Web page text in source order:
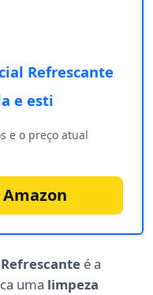
Refrescante
e esti
e o preço atual
é a
uma limpeza